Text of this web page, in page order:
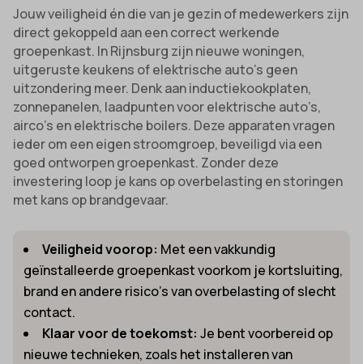
Jouw veiligheid én die van je gezin of medewerkers zijn
direct gekoppeld aan een correct werkende
groepenkast. In Rijnsburg zijn nieuwe woningen,
uitgeruste keukens of elektrische auto’s geen
uitzondering meer. Denk aan inductiekookplaten,
zonnepanelen, laadpunten voor elektrische auto’s,
airco’s en elektrische boilers. Deze apparaten vragen
ieder om een eigen stroomgroep, beveiligd via een
goed ontworpen groepenkast. Zonder deze
investering loop je kans op overbelasting en storingen
met kans op brandgevaar.
Veiligheid voorop: Met een vakkundig
geïnstalleerde groepenkast voorkom je kortsluiting,
brand en andere risico’s van overbelasting of slecht
contact.
Klaar voor de toekomst: Je bent voorbereid op
nieuwe technieken, zoals het installeren van